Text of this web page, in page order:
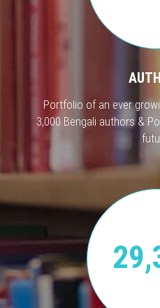
Portfolio of an ever
3,000 Bengali authors &